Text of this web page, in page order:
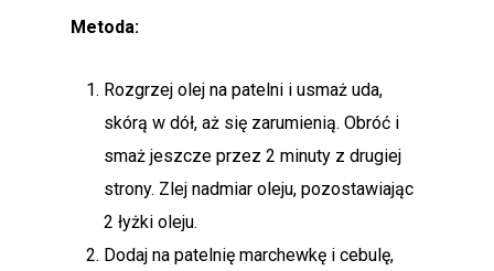
Metoda:
Rozgrzej olej na patelni i usmaż uda,
skórą w dół, aż się zarumienią. Obróć i
smaż jeszcze przez 2 minuty z drugiej
strony. Zlej nadmiar oleju, pozostawiając
2 łyżki oleju.
Dodaj na patelnię marchewkę i cebulę,